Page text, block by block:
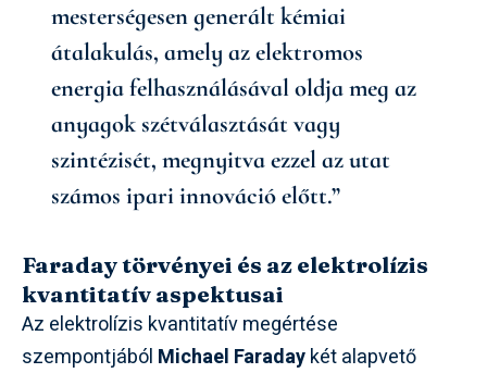
mesterségesen generált kémiai
átalakulás, amely az elektromos
energia felhasználásával oldja meg az
anyagok szétválasztását vagy
szintézisét, megnyitva ezzel az utat
számos ipari innováció előtt.”
Faraday törvényei és az elektrolízis
kvantitatív aspektusai
Az elektrolízis kvantitatív megértése
szempontjából Michael Faradaykét alapvető